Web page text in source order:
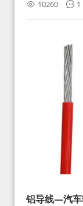
10260 1
铝导线—汽车